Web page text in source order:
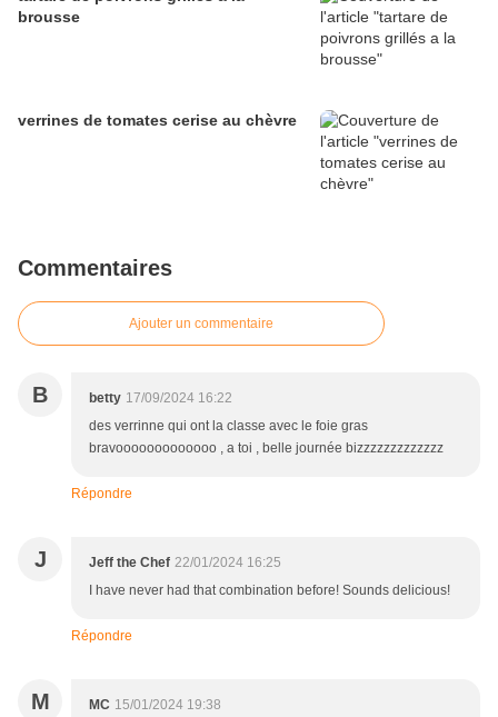
brousse
verrines de tomates cerise au chèvre
Commentaires
Ajouter un commentaire
B betty 17/09/2024 16:22
des verrinne qui ont la classe avec le foie gras
bravooooooooooooo , a toi , belle journée bizzzzzzzzzzzzz
Répondre
J Jeff the Chef 22/01/2024 16:25
I have never had that combination before! Sounds delicious!
Répondre
M MC 15/01/2024 19:38